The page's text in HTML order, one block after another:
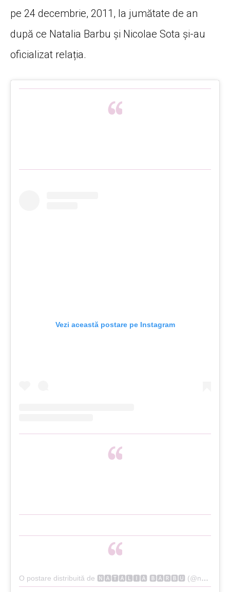
pe 24 decembrie, 2011, la jumătate de an
după ce Natalia Barbu și Nicolae Sota și-au
oficializat relația.
Vezi această postare pe Instagram
O postare distribuită de 🅽🅰🆃🅰🅻🅸🅰 🅱🅰🆁🅱🆄 (@nataliabarbu_official)